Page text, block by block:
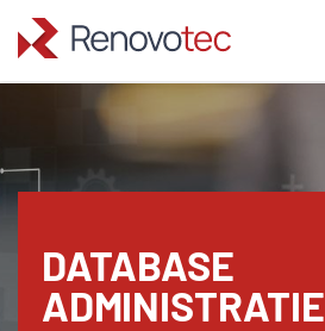
DATABASE
ADMINISTRATIE